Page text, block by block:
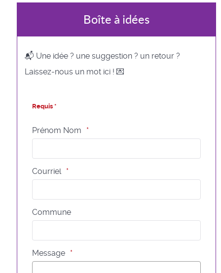
Boîte à idées
📬 Une idée ? une suggestion ? un retour ?
Laissez-nous un mot ici ! 💌
Requis *
Prénom Nom
Courriel
Commune
Message